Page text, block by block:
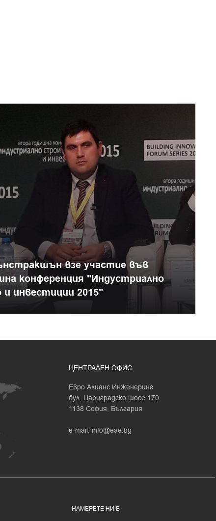
взе участие във
конференция "Индустриално
инвестиции 2015"
ЦЕНТРАЛЕН ОФИС
Евро Алианс Инженеринг
бул. Цариградско шосе 170
1138 София, България
e-mail: info@eae.bg
НАМЕРЕТЕ НИ В